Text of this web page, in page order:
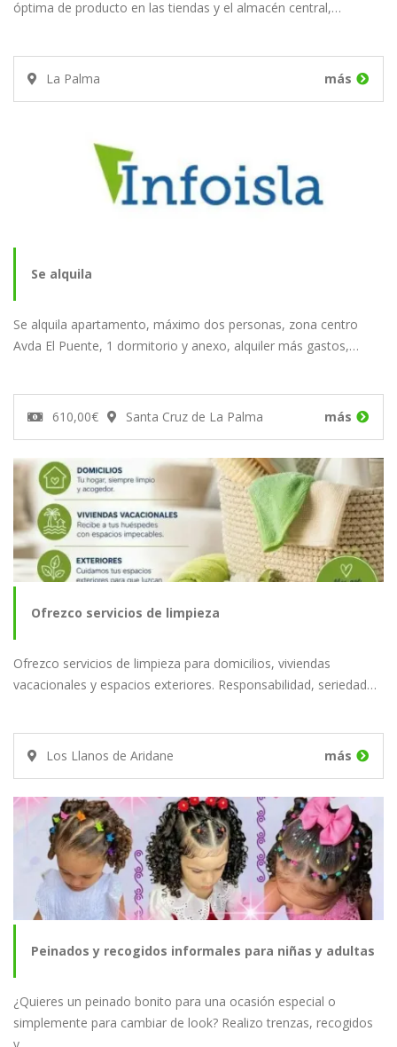
óptima de producto en las tiendas y el almacén central,…
La Palma más
Se alquila
Se alquila apartamento, máximo dos personas, zona centro
Avda El Puente, 1 dormitorio y anexo, alquiler más gastos,…
610,00€ Santa Cruz de La Palma más
Ofrezco servicios de limpieza
Ofrezco servicios de limpieza para domicilios, viviendas
vacacionales y espacios exteriores. Responsabilidad, seriedad…
Los Llanos de Aridane más
Peinados y recogidos informales para niñas y adultas
¿Quieres un peinado bonito para una ocasión especial o
simplemente para cambiar de look? Realizo trenzas, recogidos